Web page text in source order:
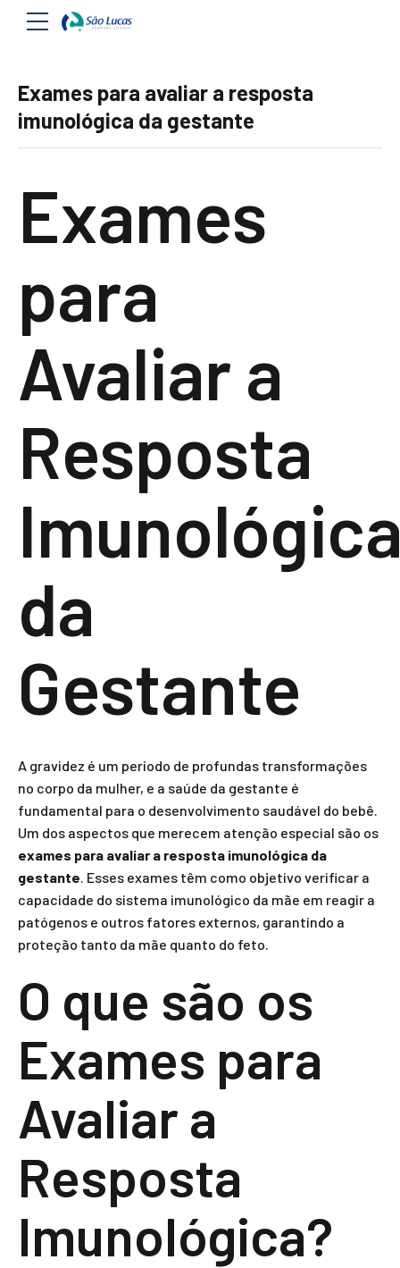
Exames para avaliar a resposta
imunológica da gestante
Exames
para
Avaliar a
Resposta
da
Gestante
A gravidez é um período de profundas transformações
no corpo da mulher, e a saúde da gestante é
fundamental para o desenvolvimento saudável do bebê.
Um dos aspectos que merecem atenção especial são os
exames para avaliar a resposta imunológica da
gestante. Esses exames têm como objetivo verificar a
capacidade do sistema imunológico da mãe em reagir a
patógenos e outros fatores externos, garantindo a
proteção tanto da mãe quanto do feto.
O que são os
Exames para
Avaliar a
Resposta
Imunológica?